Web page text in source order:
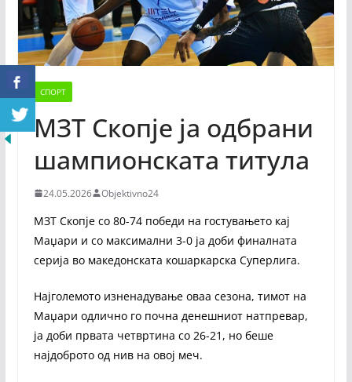
СПОРТ
МЗТ Скопје ја одбрани
шампионската титула
24.05.2026 Objektivno24
МЗТ Скопје со 80-74 победи на гостувањето кај
Маџари и со максимални 3-0 ја доби финалната
серија во македонската кошаркарска Суперлига.
Најголемото изненадување оваа сезона, тимот на
Маџари одлично го почна денешниот натпревар,
ја доби првата четвртина со 26-21, но беше
најдоброто од нив на овој меч.